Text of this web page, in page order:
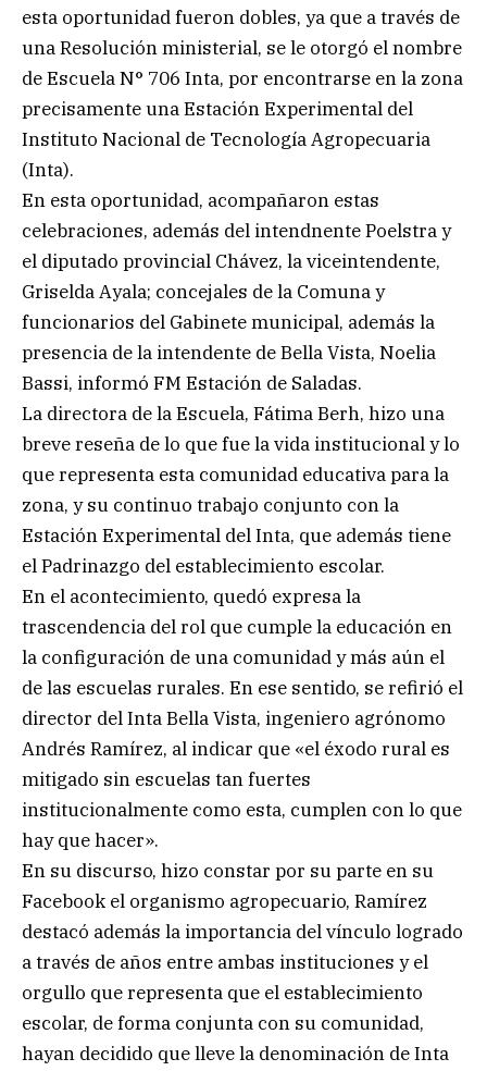
esta oportunidad fueron dobles, ya que a través de
una Resolución ministerial, se le otorgó el nombre
de Escuela N° 706 Inta, por encontrarse en la zona
precisamente una Estación Experimental del
Instituto Nacional de Tecnología Agropecuaria
(Inta).
En esta oportunidad, acompañaron estas
celebraciones, además del intendnente Poelstra y
el diputado provincial Chávez, la viceintendente,
Griselda Ayala; concejales de la Comuna y
funcionarios del Gabinete municipal, además la
presencia de la intendente de Bella Vista, Noelia
Bassi, informó FM Estación de Saladas.
La directora de la Escuela, Fátima Berh, hizo una
breve reseña de lo que fue la vida institucional y lo
que representa esta comunidad educativa para la
zona, y su continuo trabajo conjunto con la
Estación Experimental del Inta, que además tiene
el Padrinazgo del establecimiento escolar.
En el acontecimiento, quedó expresa la
trascendencia del rol que cumple la educación en
la configuración de una comunidad y más aún el
de las escuelas rurales. En ese sentido, se refirió el
director del Inta Bella Vista, ingeniero agrónomo
Andrés Ramírez, al indicar que «el éxodo rural es
mitigado sin escuelas tan fuertes
institucionalmente como esta, cumplen con lo que
hay que hacer».
En su discurso, hizo constar por su parte en su
Facebook el organismo agropecuario, Ramírez
destacó además la importancia del vínculo logrado
a través de años entre ambas instituciones y el
orgullo que representa que el establecimiento
escolar, de forma conjunta con su comunidad,
hayan decidido que lleve la denominación de Inta